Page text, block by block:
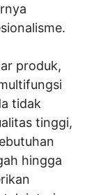
produk,
tidak
tinggi,
hingga